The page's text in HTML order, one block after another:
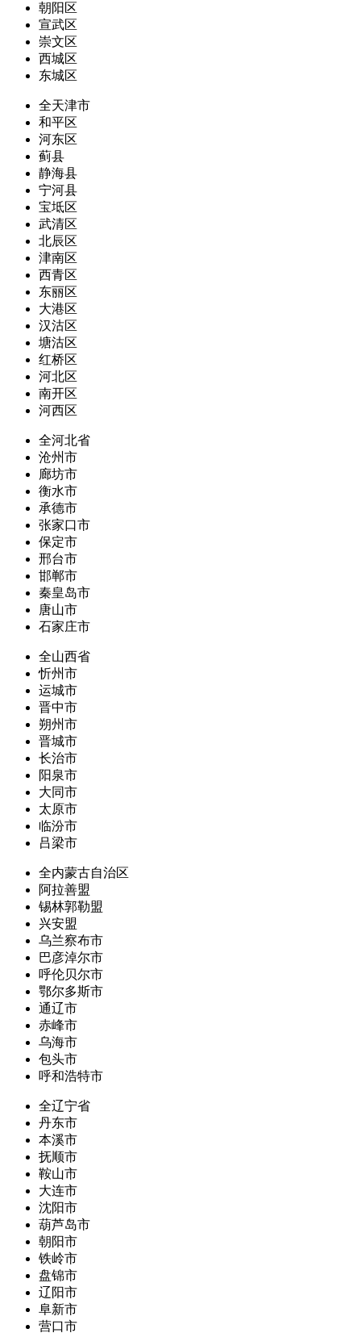
朝阳区
宣武区
崇文区
西城区
东城区
全天津市
和平区
河东区
蓟县
静海县
宁河县
宝坻区
武清区
北辰区
津南区
西青区
东丽区
大港区
汉沽区
塘沽区
红桥区
河北区
南开区
河西区
全河北省
沧州市
廊坊市
衡水市
承德市
张家口市
保定市
邢台市
邯郸市
秦皇岛市
唐山市
石家庄市
全山西省
忻州市
运城市
晋中市
朔州市
晋城市
长治市
阳泉市
大同市
太原市
临汾市
吕梁市
全内蒙古自治区
阿拉善盟
锡林郭勒盟
兴安盟
乌兰察布市
巴彦淖尔市
呼伦贝尔市
鄂尔多斯市
通辽市
赤峰市
乌海市
包头市
呼和浩特市
全辽宁省
丹东市
本溪市
抚顺市
鞍山市
大连市
沈阳市
葫芦岛市
朝阳市
铁岭市
盘锦市
辽阳市
阜新市
营口市